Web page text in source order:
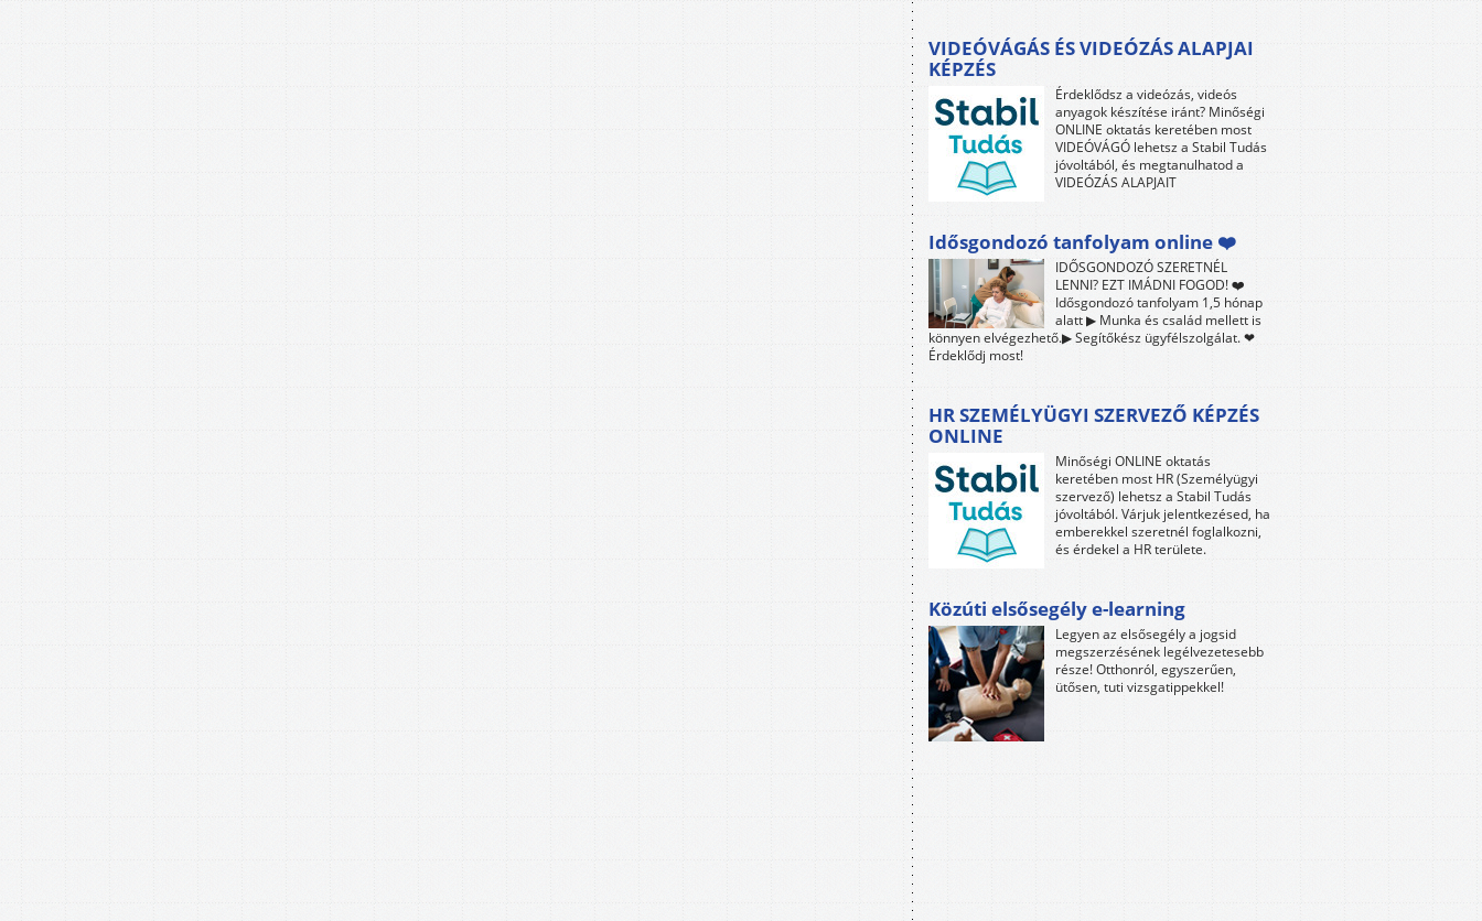
VIDEÓVÁGÁS ÉS VIDEÓZÁS ALAPJAI
KÉPZÉS
Érdeklődsz a videózás, videós
anyagok készítése iránt? Minőségi
ONLINE oktatás keretében most
VIDEÓVÁGÓ lehetsz a Stabil Tudás
jóvoltából, és megtanulhatod a
VIDEÓZÁS ALAPJAIT
Idősgondozó tanfolyam online ❤️
IDŐSGONDOZÓ SZERETNÉL
LENNI? EZT IMÁDNI FOGOD! ❤️
Idősgondozó tanfolyam 1,5 hónap
alatt ▶ Munka és család mellett is
könnyen elvégezhető.▶ Segítőkész ügyfélszolgálat. ❤
Érdeklődj most!
HR SZEMÉLYÜGYI SZERVEZŐ KÉPZÉS
ONLINE
Minőségi ONLINE oktatás
keretében most HR (Személyügyi
szervező) lehetsz a Stabil Tudás
jóvoltából. Várjuk jelentkezésed, ha
emberekkel szeretnél foglalkozni,
és érdekel a HR területe.
Közúti elsősegély e-learning
Legyen az elsősegély a jogsid
megszerzésének legélvezetesebb
része! Otthonról, egyszerűen,
ütősen, tuti vizsgatippekkel!